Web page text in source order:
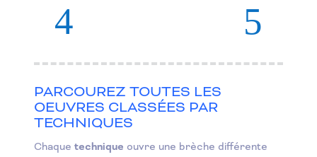
PARCOUREZ TOUTES LES
OEUVRES CLASSÉES PAR
TECHNIQUES
Chaque technique ouvre une brèche différente